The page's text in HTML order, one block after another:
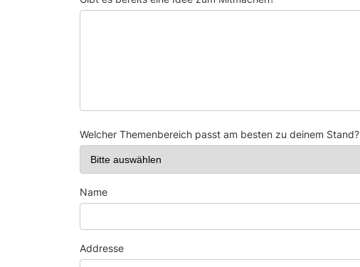
Welcher Themenbereich passt am besten zu deinem Stand?
Name
Addresse